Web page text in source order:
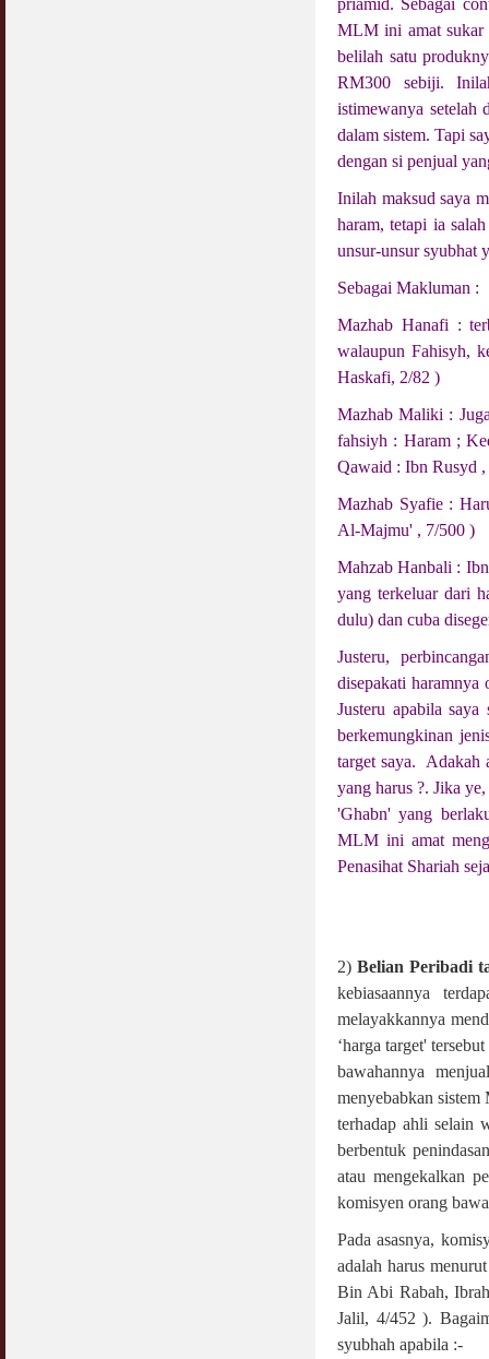
priamid. Sebagai
MLM ini amat sukar
belilah satu
RM300 sebiji.
istimewanya setelah
dalam sistem. Tapi
dengan si penjual
Inilah maksud saya
haram, tetapi ia
unsur-unsur syubhat
Sebagai Makluman :
Mazhab Hanafi :
walaupun Fahisyh,
Haskafi, 2/82 )
Mazhab Maliki :
fahsiyh : Haram ;
Qawaid : Ibn Rusyd
Mazhab Syafie :
Al-Majmu' , 7/500 )
Mahzab Hanbali :
yang terkeluar dari
dulu) dan cuba
Justeru,
disepakati haramnya
Justeru apabila
berkemungkinan
target saya. Adakah
yang harus ?. Jika
'Ghabn' yang
MLM ini amat
Penasihat Shariah
2) Belian Peribadi
kebiasaannya
melayakkannya
‘harga target'
bawahannya
menyebabkan
terhadap ahli selain
berbentuk
atau mengekalkan
komisyen orang
Pada asasnya,
adalah harus
Bin Abi Rabah,
Jalil, 4/452 ).
syubhah apabila :-